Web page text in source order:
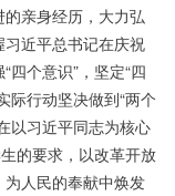
亲身经历，大力弘
近平总书记在庆祝
四个意识”，坚定“四
际行动坚决做到“两个
以习近平同志为核心
的要求，以改革开放
人民的奉献中焕发